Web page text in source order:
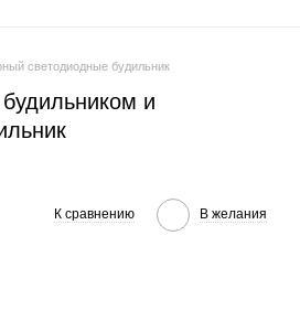
светодиодные будильник
и
К сравнению В желания